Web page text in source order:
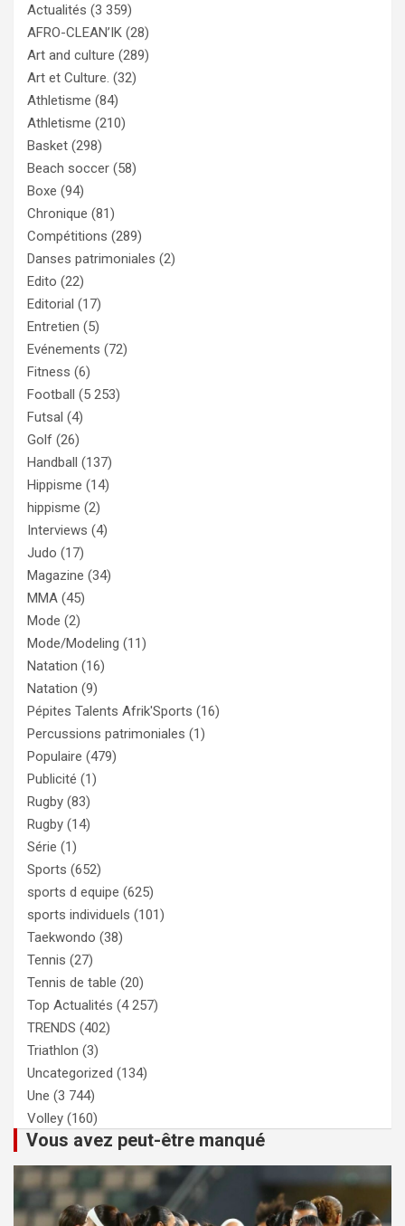
Actualités (3 359)
AFRO-CLEAN’IK (28)
Art and culture (289)
Art et Culture. (32)
Athletisme (84)
Athletisme (210)
Basket (298)
Beach soccer (58)
Boxe (94)
Chronique (81)
Compétitions (289)
Danses patrimoniales (2)
Edito (22)
Editorial (17)
Entretien (5)
Evénements (72)
Fitness (6)
Football (5 253)
Futsal (4)
Golf (26)
Handball (137)
Hippisme (14)
hippisme (2)
Interviews (4)
Judo (17)
Magazine (34)
MMA (45)
Mode (2)
Mode/Modeling (11)
Natation (16)
Natation (9)
Pépites Talents Afrik'Sports (16)
Percussions patrimoniales (1)
Populaire (479)
Publicité (1)
Rugby (83)
Rugby (14)
Série (1)
Sports (652)
sports d equipe (625)
sports individuels (101)
Taekwondo (38)
Tennis (27)
Tennis de table (20)
Top Actualités (4 257)
TRENDS (402)
Triathlon (3)
Uncategorized (134)
Une (3 744)
Volley (160)
Vous avez peut-être manqué